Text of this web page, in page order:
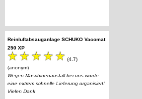
Reinluftabsauganlage SCHUKO Vacomat
250 XP
(4.7)
(anonym)
Wegen Maschinenausfall bei uns wurde
eine extrem schnelle Lieferung organisiert!
Vielen Dank